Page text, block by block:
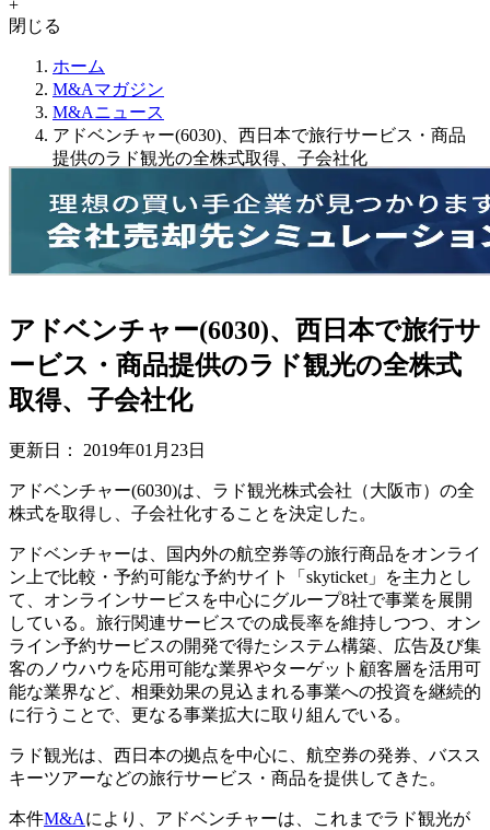
+
閉じる
ホーム
M&Aマガジン
M&Aニュース
アドベンチャー(6030)、西日本で旅行サービス・商品
提供のラド観光の全株式取得、子会社化
アドベンチャー(6030)、西日本で旅行サ
ービス・商品提供のラド観光の全株式
取得、子会社化
更新日： 2019年01月23日
アドベンチャー(6030)は、ラド観光株式会社（大阪市）の全
株式を取得し、子会社化することを決定した。
アドベンチャーは、国内外の航空券等の旅行商品をオンライ
ン上で比較・予約可能な予約サイト「skyticket」を主力とし
て、オンラインサービスを中心にグループ8社で事業を展開
している。旅行関連サービスでの成長率を維持しつつ、オン
ライン予約サービスの開発で得たシステム構築、広告及び集
客のノウハウを応用可能な業界やターゲット顧客層を活用可
能な業界など、相乗効果の見込まれる事業への投資を継続的
に行うことで、更なる事業拡大に取り組んでいる。
ラド観光は、西日本の拠点を中心に、航空券の発券、バスス
キーツアーなどの旅行サービス・商品を提供してきた。
本件M&Aにより、アドベンチャーは、これまでラド観光が